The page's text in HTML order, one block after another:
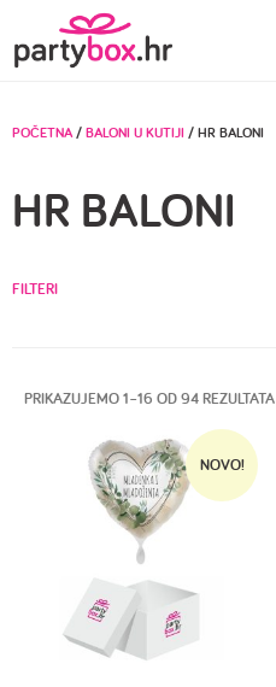
POČETNA/BALONI U KUTIJI/ HR BALONI
HR BALONI
FILTERI
PRIKAZUJEMO 1–16 OD 94 REZULTATA
NOVO!